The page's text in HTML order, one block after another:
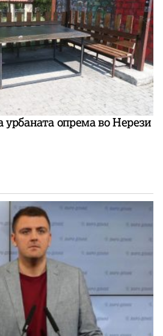
урбаната опрема во Нерези